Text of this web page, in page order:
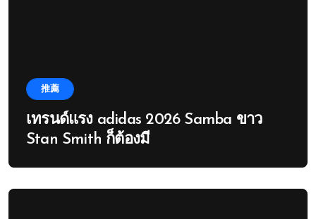
推薦
เทรนด์แรง adidas 2026 Samba ขาว
Stan Smith ก็ต้องมี